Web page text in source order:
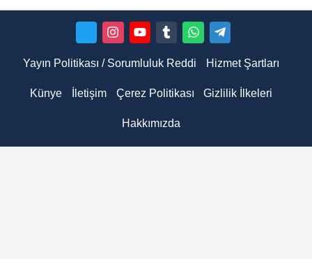
Yayın Politikası / Sorumluluk Reddi Hizmet Şartları
Künye İletişim Çerez Politikası Gizlilik İlkeleri
Hakkımızda